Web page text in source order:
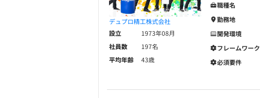
デュプロ精工株式会社
設立
1973年08月
社員数
197名
平均年齢
43歳
職種名
勤務地
開発環境
フレームワーク
必須要件